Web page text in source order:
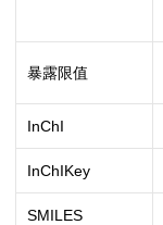
暴露限值
InChI
InChIKey
SMILES